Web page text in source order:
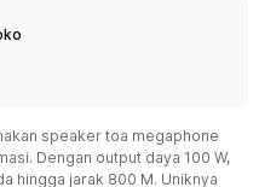
speaker toa megaphone
Dengan output daya 100 W,
hingga jarak 800 M. Uniknya